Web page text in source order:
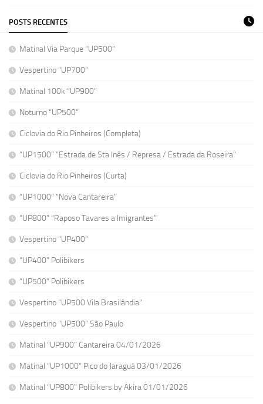
POSTS RECENTES
Matinal Via Parque “UP500”
Vespertino “UP700”
Matinal 100k “UP900”
Noturno “UP500”
Ciclovia do Rio Pinheiros (Completa)
“UP1500” “Estrada de Sta Inês / Represa / Estrada da Roseira”
Ciclovia do Rio Pinheiros (Curta)
“UP1000” “Nova Cantareira”
“UP800” “Raposo Tavares a Imigrantes”
Vespertino “UP400”
“UP400” Polibikers
“UP500” Polibikers
Vespertino “UP500 Vila Brasilândia”
Vespertino “UP500” São Paulo
Matinal “UP900” Cantareira 04/01/2026
Matinal “UP1000” Pico do Jaraguá 03/01/2026
Matinal “UP800” Polibikers by Akira 01/01/2026